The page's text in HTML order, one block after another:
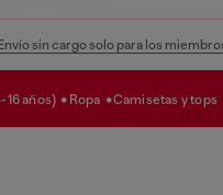
sin cargo solo para los
16 años) ropa camisetas y tops